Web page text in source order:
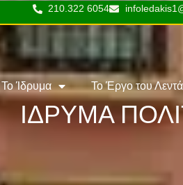
210.322 6054
Το Ίδρυμα Το Έργο του
ΙΔΡΥΜΑ